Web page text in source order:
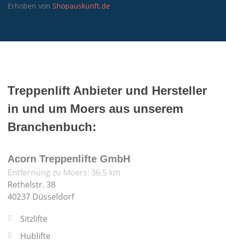
Erhoben von Shopauskunft.de
Treppenlift Anbieter und Hersteller
in und um Moers aus unserem
Branchenbuch:
Acorn Treppenlifte GmbH
Entfernung zu Moers: 36,5 km
Rethelstr. 38
40237 Düsseldorf
Sitzlifte
Hublifte